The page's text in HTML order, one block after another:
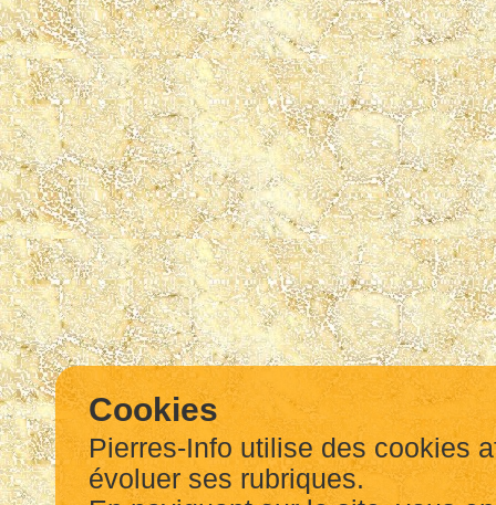
Cookies
Pierres-Info utilise des cookies
évoluer ses rubriques.